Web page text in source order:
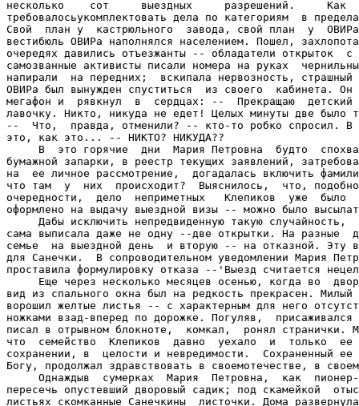
несколько    сот     выездных     разрешений.     Как
требовалосьукомплектовать дела по категориям  в
Свой  план у  кастрюльного  завода, свой план  у
вестибюль ОВИРа наполнялся населением. Пошел,
очередях давились отъезжанты -- обладатели открыток  с
самозванные активисты писали номера на руках
напирали  на передних;  вскипала нервозность,
ОВИРа был вынужден спуститься  из своего  кабинета. Он
мегафон и  рявкнул  в  сердцах: --  Прекращаю
лавочку. Никто, никуда не едет! Целых минуты две было
--  Что,  правда, отменили? -- кто-то робко спросил. В
это, как это... -- НИКТО? НИКУДА??
В  это горячие  дни  Мария Петровна  будто
бумажной запарки, в реестр текущих заявлений,
на  ее личное рассмотрение,  догадалась включить
что там  у  них  происходит?  Выяснилось,  что,
очередности,  дело  неприметных   Клепиков  уже  было
оформлено на выдачу выездной визы -- можно было
Дабы исключить непредвиденную такую случайность,
сама выписала даже не одну --две открытки. На разные
семье  на выездной день  и вторую -- на отказной. Эту
для Санечки.  В сопроводительном уведомлении Мария
проставила формулировку отказа --'Выезд считается
Еще через несколько месяцев осенью, когда во
вид из спального окна был на редкость прекрасен.
ворошил желтые листья -- с характерным для него
ножками взад-вперед по дорожке. Погуляв,
писал в отрывном блокноте,  комкал,  ронял странички.
что  семейство  Клепиков  давно  уехало  и  только  ее
сохранении, в  целости и невредимости.  Сохраненный
Богу, продолжал здравствовать в своемотечестве, в
Однаждыв  сумерках  Мария  Петровна,  как
пересечь опустевший дворовый садик; под скамейкой
листьях скомканные Санечкины  листочки. Дома